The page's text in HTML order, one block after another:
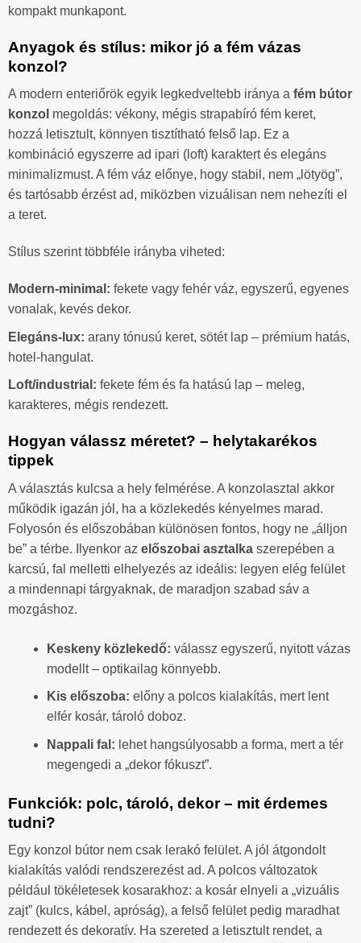
kompakt munkapont.
Anyagok és stílus: mikor jó a fém vázas
konzol?
A modern enteriőrök egyik legkedveltebb iránya a fém bútor
konzol megoldás: vékony, mégis strapabíró fém keret,
hozzá letisztult, könnyen tisztítható felső lap. Ez a
kombináció egyszerre ad ipari (loft) karaktert és elegáns
minimalizmust. A fém váz előnye, hogy stabil, nem „lötyög”,
és tartósabb érzést ad, miközben vizuálisan nem nehezíti el
a teret.
Stílus szerint többféle irányba viheted:
Modern-minimal: fekete vagy fehér váz, egyszerű, egyenes
vonalak, kevés dekor.
Elegáns-lux: arany tónusú keret, sötét lap – prémium hatás,
hotel-hangulat.
Loft/industrial: fekete fém és fa hatású lap – meleg,
karakteres, mégis rendezett.
Hogyan válassz méretet? – helytakarékos
tippek
A választás kulcsa a hely felmérése. A konzolasztal akkor
működik igazán jól, ha a közlekedés kényelmes marad.
Folyosón és előszobában különösen fontos, hogy ne „álljon
be” a térbe. Ilyenkor az előszobai asztalka szerepében a
karcsú, fal melletti elhelyezés az ideális: legyen elég felület
a mindennapi tárgyaknak, de maradjon szabad sáv a
mozgáshoz.
Keskeny közlekedő: válassz egyszerű, nyitott vázas
modellt – optikailag könnyebb.
Kis előszoba: előny a polcos kialakítás, mert lent
elfér kosár, tároló doboz.
Nappali fal: lehet hangsúlyosabb a forma, mert a tér
megengedi a „dekor fókuszt”.
Funkciók: polc, tároló, dekor – mit érdemes
tudni?
Egy konzol bútor nem csak lerakó felület. A jól átgondolt
kialakítás valódi rendszerezést ad. A polcos változatok
például tökéletesek kosarakhoz: a kosár elnyeli a „vizuális
zajt” (kulcs, kábel, apróság), a felső felület pedig maradhat
rendezett és dekoratív. Ha szereted a letisztult rendet, a